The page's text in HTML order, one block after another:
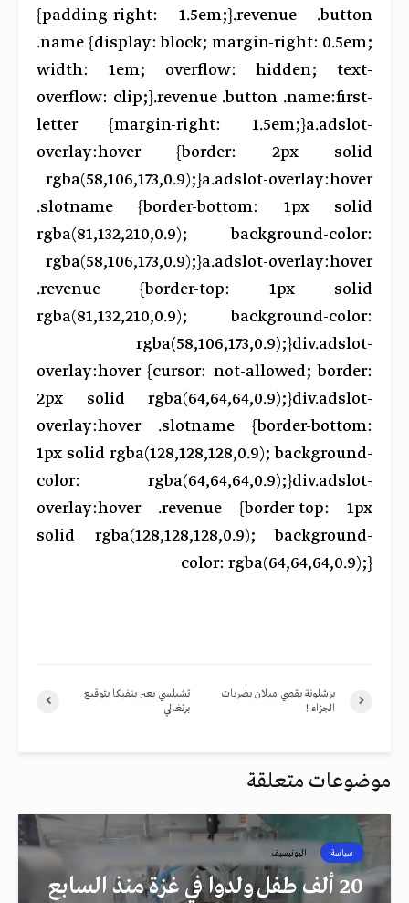
{padding-right: 1.5em;}.revenue .button
.name {display: block; margin-right: 0.5em;
width: 1em; overflow: hidden; text-
overflow: clip;}.revenue .button .name:first-
letter {margin-right: 1.5em;}a.adslot-
overlay:hover {border: 2px solid
rgba(58,106,173,0.9);}a.adslot-overlay:hover
.slotname {border-bottom: 1px solid
rgba(81,132,210,0.9); background-color:
rgba(58,106,173,0.9);}a.adslot-overlay:hover
.revenue {border-top: 1px solid
rgba(81,132,210,0.9); background-color:
rgba(58,106,173,0.9);}div.adslot-
overlay:hover {cursor: not-allowed; border:
2px solid rgba(64,64,64,0.9);}div.adslot-
overlay:hover .slotname {border-bottom:
1px solid rgba(128,128,128,0.9); background-
color: rgba(64,64,64,0.9);}div.adslot-
overlay:hover .revenue {border-top: 1px
solid rgba(128,128,128,0.9); background-
color: rgba(64,64,64,0.9);}
تشيلسي يعبر بنفيكا بتوقيع
برتغالي
برشلونة يقصي ميلان بضربات
الجزاء !
موضوعات متعلقة
سياسة اليونيسيف
20 ألف طفل ولدوا في غزة منذ السابع